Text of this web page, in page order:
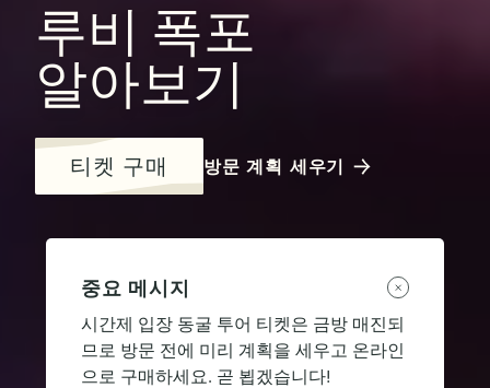
루비 폭포
알아보기
티켓 구매 방문 계획 세우기
중요 메시지
시간제 입장 동굴 투어 티켓은 금방 매진되
므로 방문 전에 미리 계획을 세우고 온라인
으로 구매하세요. 곧 뵙겠습니다!